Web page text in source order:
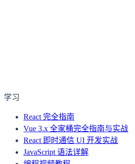
学习
React 完全指南
Vue 3.x 全家桶完全指南与实战
React 即时通信 UI 开发实战
JavaScript 语法详解